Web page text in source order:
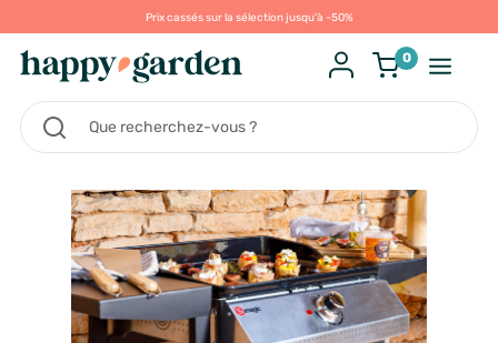
Prix cassés sur la sélection jusqu'à -50%
0